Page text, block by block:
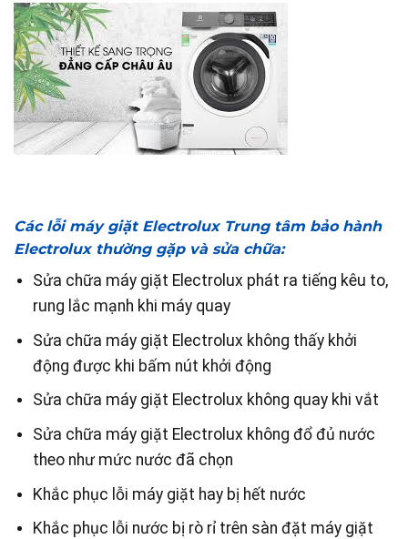
Các lỗi máy giặt Electrolux Trung tâm bảo hành
Electrolux thường gặp và sửa chữa:
Sửa chữa máy giặt Electrolux phát ra tiếng kêu to,
rung lắc mạnh khi máy quay
Sửa chữa máy giặt Electrolux không thấy khởi
động được khi bấm nút khởi động
Sửa chữa máy giặt Electrolux không quay khi vắt
Sửa chữa máy giặt Electrolux không đổ đủ nước
theo như mức nước đã chọn
Khắc phục lỗi máy giặt hay bị hết nước
Khắc phục lỗi nước bị rò rỉ trên sàn đặt máy giặt